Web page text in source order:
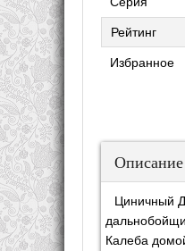
Рейтинг
Избранное
Описание
Циничный
Калеба